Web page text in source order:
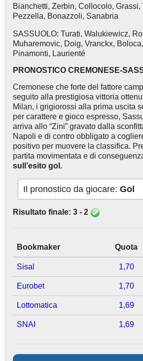
Bianchetti, Zerbin, Collocolo, Grassi,
Pezzella, Bonazzoli, Sanabria
SASSUOLO: Turati, Walukiewicz,
Muharemovic, Doig, Vranckx,
Pinamonti, Laurienté
PRONOSTICO CREMONESE-
Cremonese che forte del fattore
seguito alla prestigiosa vittoria
Milan, i grigiorossi alla prima uscita
per carattere e gioco espresso,
arriva allo “Zini” gravato dalla
Napoli e di contro obbligato a
positivo per muovere la classifica.
partita movimentata e di
sull’esito gol.
Il pronostico da giocare: Gol
Risultato finale: 3 - 2
Bookmaker Quota
Sisal 1,70
Eurobet 1,70
Lottomatica 1,69
SNAI 1,69